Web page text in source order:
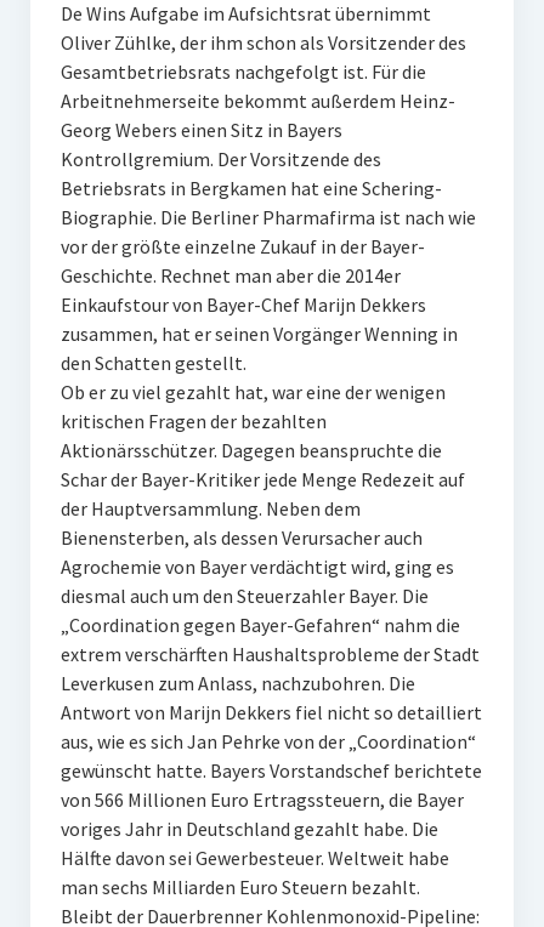
De Wins Aufgabe im Aufsichtsrat übernimmt
Oliver Zühlke, der ihm schon als Vorsitzender des
Gesamtbetriebsrats nachgefolgt ist. Für die
Arbeitnehmerseite bekommt außerdem Heinz-
Georg Webers einen Sitz in Bayers
Kontrollgremium. Der Vorsitzende des
Betriebsrats in Bergkamen hat eine Schering-
Biographie. Die Berliner Pharmafirma ist nach wie
vor der größte einzelne Zukauf in der Bayer-
Geschichte. Rechnet man aber die 2014er
Einkaufstour von Bayer-Chef Marijn Dekkers
zusammen, hat er seinen Vorgänger Wenning in
den Schatten gestellt.
Ob er zu viel gezahlt hat, war eine der wenigen
kritischen Fragen der bezahlten
Aktionärsschützer. Dagegen beanspruchte die
Schar der Bayer-Kritiker jede Menge Redezeit auf
der Hauptversammlung. Neben dem
Bienensterben, als dessen Verursacher auch
Agrochemie von Bayer verdächtigt wird, ging es
diesmal auch um den Steuerzahler Bayer. Die
„Coordination gegen Bayer-Gefahren“ nahm die
extrem verschärften Haushaltsprobleme der Stadt
Leverkusen zum Anlass, nachzubohren. Die
Antwort von Marijn Dekkers fiel nicht so detailliert
aus, wie es sich Jan Pehrke von der „Coordination“
gewünscht hatte. Bayers Vorstandschef berichtete
von 566 Millionen Euro Ertragssteuern, die Bayer
voriges Jahr in Deutschland gezahlt habe. Die
Hälfte davon sei Gewerbesteuer. Weltweit habe
man sechs Milliarden Euro Steuern bezahlt.
Bleibt der Dauerbrenner Kohlenmonoxid-Pipeline: